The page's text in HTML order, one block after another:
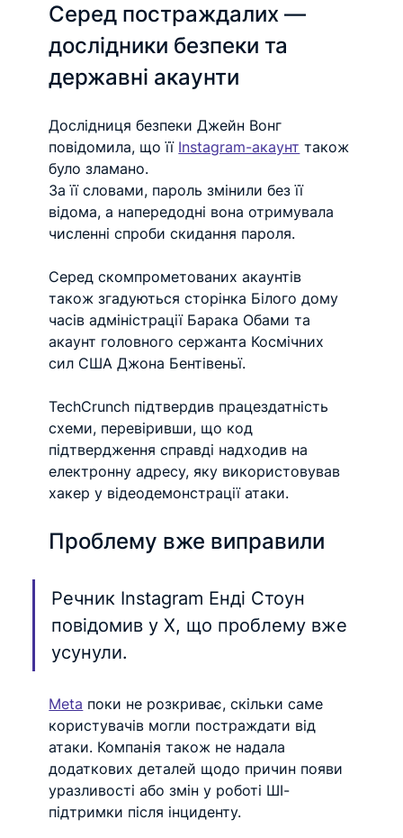
Серед постраждалих —
дослідники безпеки та
державні акаунти
Дослідниця безпеки Джейн Вонг
повідомила, що її Instagram-акаунт також
було зламано.
За її словами, пароль змінили без її
відома, а напередодні вона отримувала
численні спроби скидання пароля.
Серед скомпрометованих акаунтів
також згадуються сторінка Білого дому
часів адміністрації Барака Обами та
акаунт головного сержанта Космічних
сил США Джона Бентівеньї.
TechCrunch підтвердив працездатність
схеми, перевіривши, що код
підтвердження справді надходив на
електронну адресу, яку використовував
хакер у відеодемонстрації атаки.
Проблему вже виправили
Речник Instagram Енді Стоун
повідомив у X, що проблему вже
усунули.
Meta поки не розкриває, скільки саме
користувачів могли постраждати від
атаки. Компанія також не надала
додаткових деталей щодо причин появи
уразливості або змін у роботі ШІ-
підтримки після інциденту.